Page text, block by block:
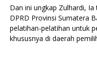
Dan ini ungkap Zulhardi,
DPRD Provinsi Sumatera
pelatihan-pelatihan untuk
khususnya di daerah